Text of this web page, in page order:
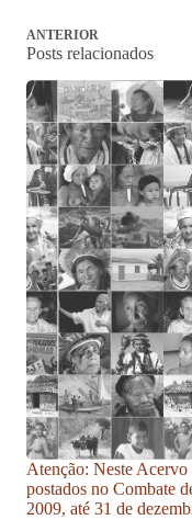
ANTERIOR
Posts relacionados
Atenção: Neste
postados no Combate
2009, até 31 de